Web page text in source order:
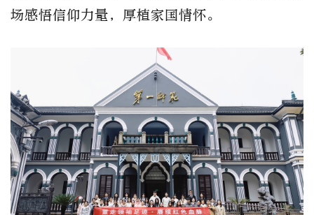
场感悟信仰力量，厚植家国情怀。